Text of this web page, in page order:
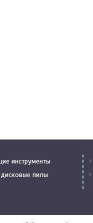
инструменты
пилы